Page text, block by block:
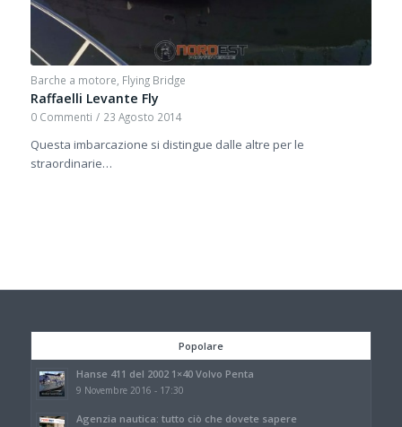
Barche a motore Flying Bridge
Raffaelli Levante Fly
0 Commenti / 23 Agosto 2014
Questa imbarcazione si distingue dalle altre per le
straordinarie…
Popolare
Hanse 411 del 2002 1×40 Volvo Penta
9 Novembre 2016 - 17:30
Agenzia nautica: tutto ciò che dovete sapere